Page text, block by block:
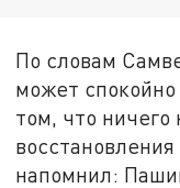
По словам
может
том, что
напомнил: